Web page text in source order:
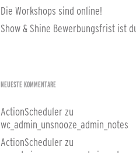
Die Workshops sind online!
Show & Shine Bewerbungsfrist ist
NEUESTE KOMMENTARE
ActionSchedulerzu
wc_admin_unsnooze_admin_notes
ActionSchedulerzu